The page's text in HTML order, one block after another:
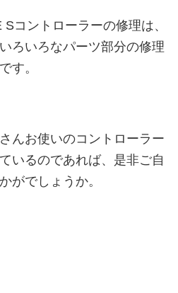
コントローラーの修理は、
ろいろなパーツ部分の修理
す。
んお使いのコントローラー
いるのであれば、是非ご自
がでしょうか。